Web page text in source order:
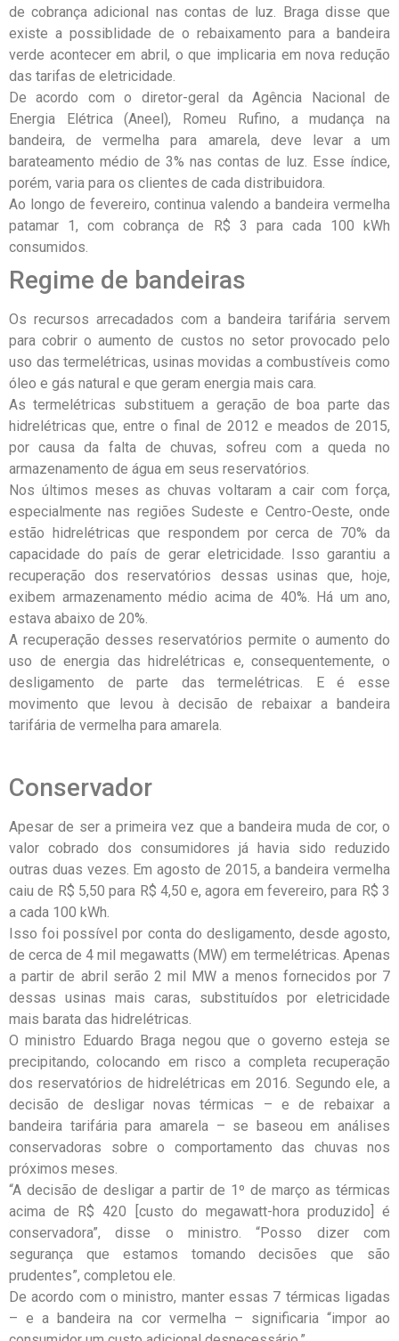
de cobrança adicional nas contas de luz. Braga disse que
existe a possiblidade de o rebaixamento para a bandeira
verde acontecer em abril, o que implicaria em nova redução
das tarifas de eletricidade.
De acordo com o diretor-geral da Agência Nacional de
Energia Elétrica (Aneel), Romeu Rufino, a mudança na
bandeira, de vermelha para amarela, deve levar a um
barateamento médio de 3% nas contas de luz. Esse índice,
porém, varia para os clientes de cada distribuidora.
Ao longo de fevereiro, continua valendo a bandeira vermelha
patamar 1, com cobrança de R$ 3 para cada 100 kWh
consumidos.
Regime de bandeiras
Os recursos arrecadados com a bandeira tarifária servem
para cobrir o aumento de custos no setor provocado pelo
uso das termelétricas, usinas movidas a combustíveis como
óleo e gás natural e que geram energia mais cara.
As termelétricas substituem a geração de boa parte das
hidrelétricas que, entre o final de 2012 e meados de 2015,
por causa da falta de chuvas, sofreu com a queda no
armazenamento de água em seus reservatórios.
Nos últimos meses as chuvas voltaram a cair com força,
especialmente nas regiões Sudeste e Centro-Oeste, onde
estão hidrelétricas que respondem por cerca de 70% da
capacidade do país de gerar eletricidade. Isso garantiu a
recuperação dos reservatórios dessas usinas que, hoje,
exibem armazenamento médio acima de 40%. Há um ano,
estava abaixo de 20%.
A recuperação desses reservatórios permite o aumento do
uso de energia das hidrelétricas e, consequentemente, o
desligamento de parte das termelétricas. E é esse
movimento que levou à decisão de rebaixar a bandeira
tarifária de vermelha para amarela.
Conservador
Apesar de ser a primeira vez que a bandeira muda de cor, o
valor cobrado dos consumidores já havia sido reduzido
outras duas vezes. Em agosto de 2015, a bandeira vermelha
caiu de R$ 5,50 para R$ 4,50 e, agora em fevereiro, para R$ 3
a cada 100 kWh.
Isso foi possível por conta do desligamento, desde agosto,
de cerca de 4 mil megawatts (MW) em termelétricas. Apenas
a partir de abril serão 2 mil MW a menos fornecidos por 7
dessas usinas mais caras, substituídos por eletricidade
mais barata das hidrelétricas.
O ministro Eduardo Braga negou que o governo esteja se
precipitando, colocando em risco a completa recuperação
dos reservatórios de hidrelétricas em 2016. Segundo ele, a
decisão de desligar novas térmicas – e de rebaixar a
bandeira tarifária para amarela – se baseou em análises
conservadoras sobre o comportamento das chuvas nos
próximos meses.
“A decisão de desligar a partir de 1º de março as térmicas
acima de R$ 420 [custo do megawatt-hora produzido] é
conservadora”, disse o ministro. “Posso dizer com
segurança que estamos tomando decisões que são
prudentes”, completou ele.
De acordo com o ministro, manter essas 7 térmicas ligadas
– e a bandeira na cor vermelha – significaria “impor ao